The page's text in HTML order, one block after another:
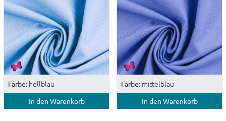
Farbe: hellblau
In den Warenkorb
Farbe: mittelblau
In den Warenkorb